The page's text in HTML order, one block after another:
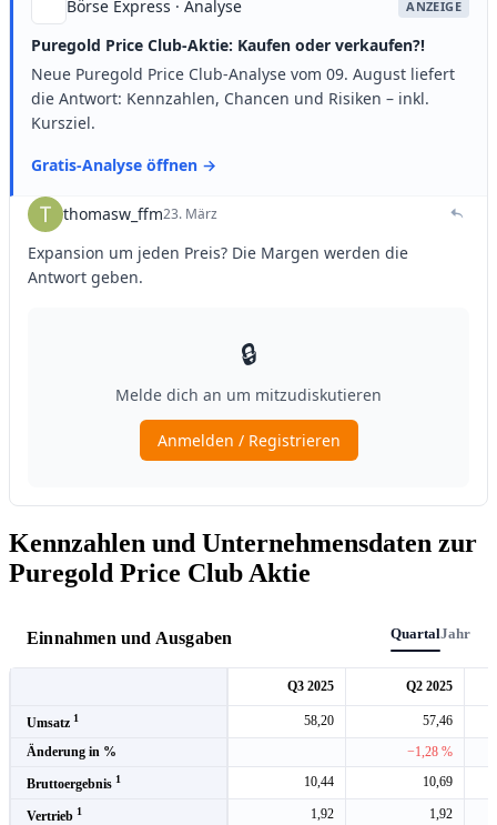
Kennzahlen und Unternehmensdaten zur
Puregold Price Club Aktie
Einnahmen und Ausgaben QuartalJahr
Q3 2025 Q2 2025
Umsatz 1 58,20
57,46
Änderung in %
−1,28 %
Bruttoergebnis 1 10,44 10,69
Vertrieb 1 1,92 1,92